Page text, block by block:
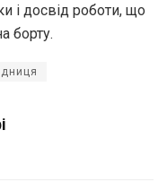
і досвід роботи, що
борту.